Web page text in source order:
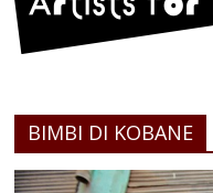
BIMBI DI KOBANE